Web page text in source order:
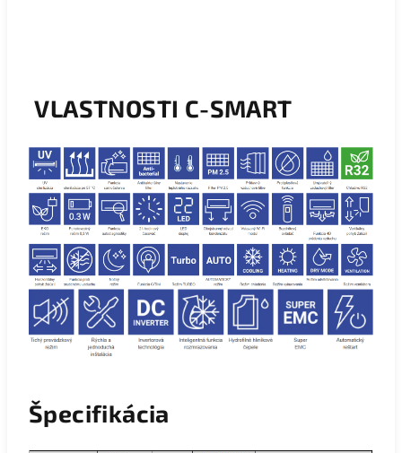
VLASTNOSTI C-SMART
Špecifikácia